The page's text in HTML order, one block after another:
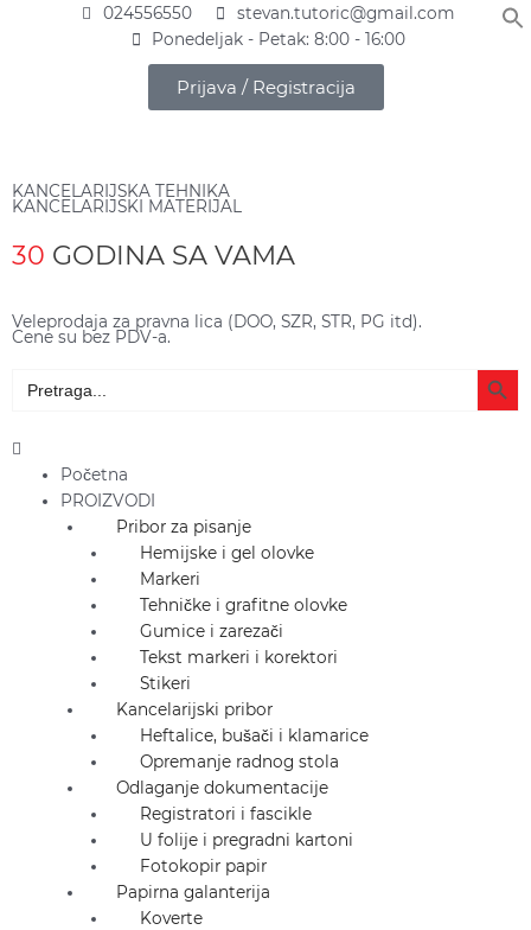
024556550
stevan.tutoric@gmail.com
Ponedeljak - Petak: 8:00 - 16:00
Prijava / Registracija
KANCELARIJSKA TEHNIKA
KANCELARIJSKI MATERIJAL
30 GODINA SA VAMA
Veleprodaja za pravna lica (DOO, SZR, STR, PG itd).
Cene su bez PDV-a.
for:
Search
Main
Menu
Početna
PROIZVODI
Pribor za pisanje
Hemijske i gel olovke
Markeri
Tehničke i grafitne olovke
Gumice i zarezači
Tekst markeri i korektori
Stikeri
Kancelarijski pribor
Heftalice, bušači i klamarice
Opremanje radnog stola
Odlaganje dokumentacije
Registratori i fascikle
U folije i pregradni kartoni
Fotokopir papir
Papirna galanterija
Koverte